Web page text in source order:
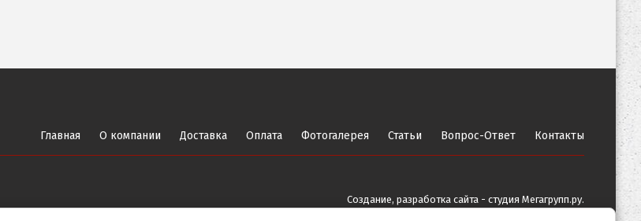
Главная О компании Доставка Оплата Фотогалерея Статьи Вопрос-Ответ Контакты
Создание, разработка сайта - студия Мегагрупп.ру.